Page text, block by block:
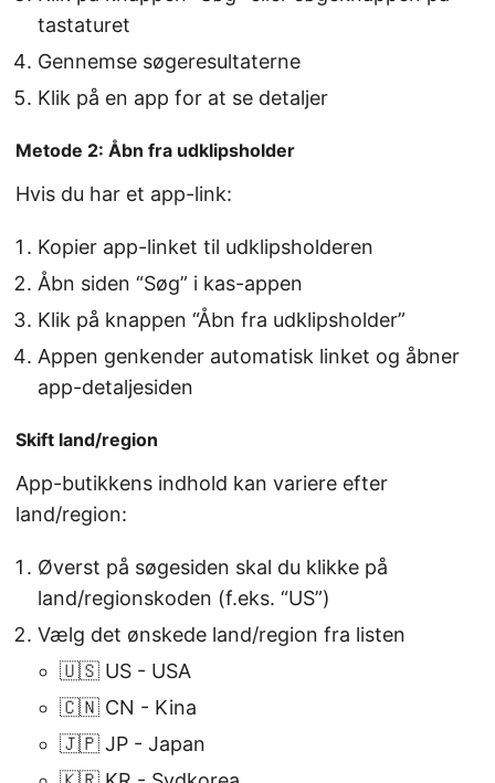
tastaturet
Gennemse søgeresultaterne
Klik på en app for at se detaljer
Metode 2: Åbn fra udklipsholder
Hvis du har et app-link:
Kopier app-linket til udklipsholderen
Åbn siden “Søg” i kas-appen
Klik på knappen “Åbn fra udklipsholder”
Appen genkender automatisk linket og åbner
app-detaljesiden
Skift land/region
App-butikkens indhold kan variere efter
land/region:
Øverst på søgesiden skal du klikke på
land/regionskoden (f.eks. “US”)
Vælg det ønskede land/region fra listen
🇺🇸 US - USA
🇨🇳 CN - Kina
🇯🇵 JP - Japan